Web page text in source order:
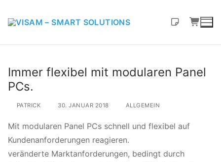
Immer flexibel mit modularen Panel
PCs.
PATRICK 30. JANUAR 2018 ALLGEMEIN
Mit modularen Panel PCs schnell und flexibel auf
Kundenanforderungen reagieren.
veränderte Marktanforderungen, bedingt durch